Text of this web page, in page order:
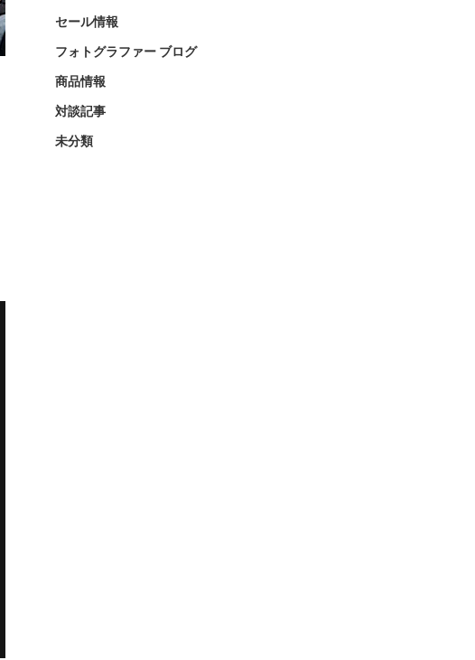
セール情報
フォトグラファー ブログ
商品情報
対談記事
未分類